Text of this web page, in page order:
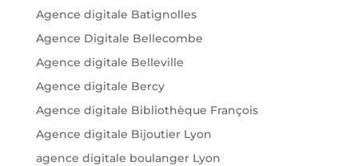
Agence digitale Batignolles
Agence Digitale Bellecombe
Agence digitale Belleville
Agence digitale Bercy
Agence digitale Bibliothèque François
Agence digitale Bijoutier Lyon
agence digitale boulanger Lyon